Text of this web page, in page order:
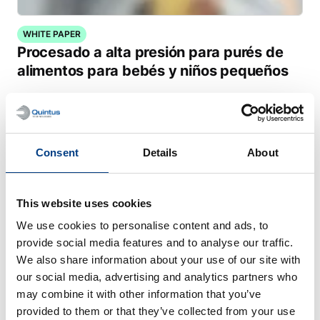
Consent Details About
This website uses cookies
We use cookies to personalise content and ads, to
provide social media features and to analyse our traffic.
We also share information about your use of our site with
our social media, advertising and analytics partners who
may combine it with other information that you’ve
provided to them or that they’ve collected from your use
WHITE PAPER
Procesado a alta presión para purés de
alimentos para bebés y niños pequeños
WHITE PAPER